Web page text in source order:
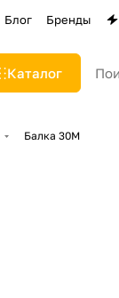
Блог Бренды
Каталог
Балка 30М